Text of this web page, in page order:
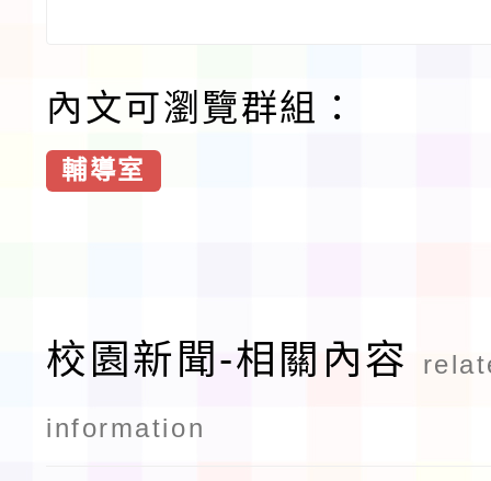
內文可瀏覽群組：
輔導室
校園新聞-相關內容
information